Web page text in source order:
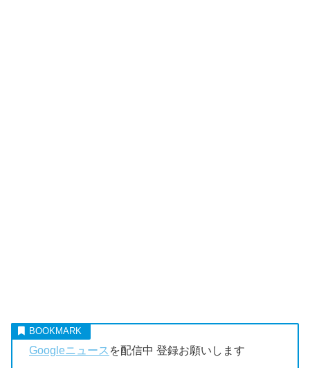
Googleニュース を配信中 登録お願いします